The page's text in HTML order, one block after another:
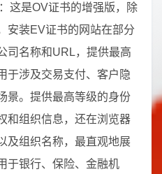
这是OV证书的增强版，除
安装EV证书的网站在部分
司名称和URL，提供最高
于涉及交易支付、客户隐
景。提供最高等级的身份
和组织信息，还在浏览器
及组织名称，最直观地展
于银行、保险、金融机